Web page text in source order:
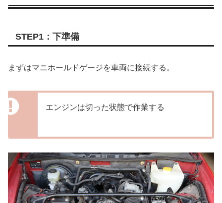
STEP1：下準備
まずはマニホールドゲージを車両に接続する。
エンジンは切った状態で作業する